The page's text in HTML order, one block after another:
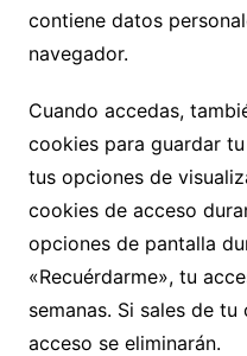
contiene datos
navegador.
Cuando accedas,
cookies para guardar
tus opciones de
cookies de acceso
opciones de pantalla
«Recuérdarme», tu
semanas. Si sales de
acceso se eliminarán.